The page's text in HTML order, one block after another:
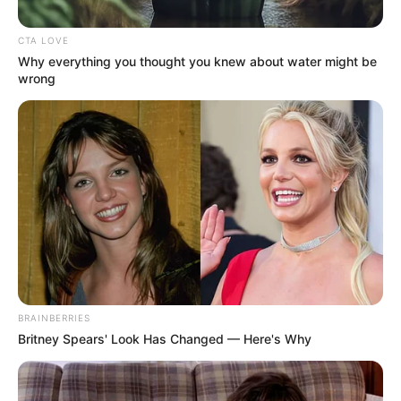
ΑΠΟΨΕΙΣ ΥΓΕΙΑ
Χανταϊός: η Α Π Ά Τ Η με το ολλανδικό
κρουαζιερόπλοιο MV Hondius
Χανταϊός: η Α Π Ά Τ Η με το ολλανδικό κρουαζιερόπλοιο MV
Hondius… Κακά τα ψέματα παιδια… Και καλό θα ήταν να μην
κρυβόμαστε πίσω...
CTA LOVE
Why everything you thought you knew about water might be
wrong
BRAINBERRIES
Britney Spears' Look Has Changed — Here's Why